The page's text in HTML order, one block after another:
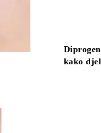
kako